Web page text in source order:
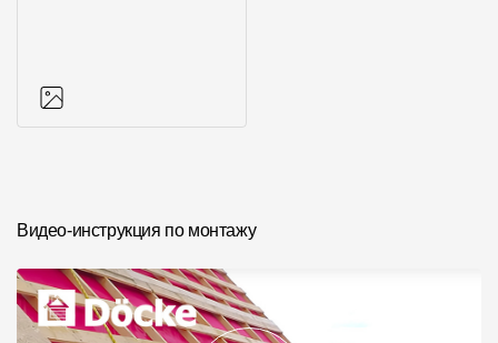
Отправка рекламации
B2B
Отзывы
Видео-инструкция по монтажу